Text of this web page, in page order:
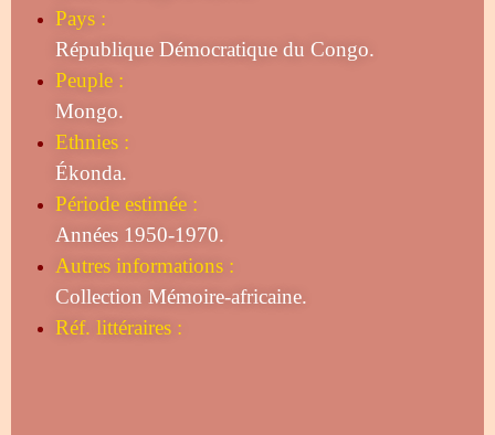
Pays :
République Démocratique du Congo.
Peuple :
Mongo.
Ethnies :
Ékonda.
Période estimée :
Années 1950-1970.
Autres informations :
Collection Mémoire-africaine.
Réf. littéraires :